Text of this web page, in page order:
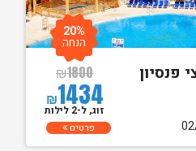
פנסיון
₪1800
₪1434
20%
הנחה
זוג, ל-2 לילות
פרטים